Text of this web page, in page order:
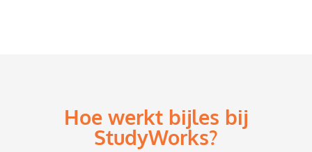
Hoe werkt bijles bij
StudyWorks?